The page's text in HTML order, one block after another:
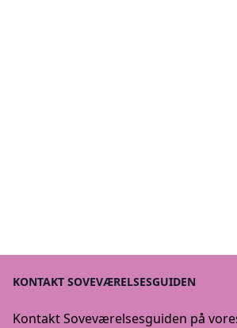
KONTAKT SOVEVÆRELSESGUIDEN
Kontakt Soveværelsesguiden på